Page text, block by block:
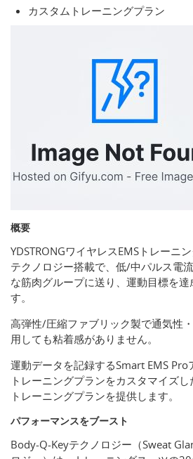
カスタムトレーニングプラン
概要
YDSTRONGワイヤレスEMSトレーニ
テクノロジー搭載で、低/中パルス電
な筋肉グループに送り、運動目標を達
す。
高弾性/圧縮ファブリック製で通気性
用しても粘着感がありません。
運動データを記録するSmart EMS
トレーニングプランをカスタマイズ
トレーニングプランを提供します。
パフォーマンスをブースト
Body-Q-Keyテクノロジー（Sweat